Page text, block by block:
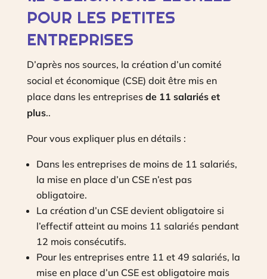
POUR LES PETITES
ENTREPRISES
D’après nos sources, la création d’un comité
social et économique (CSE) doit être mis en
place dans les entreprises de 11 salariés et
plus..
Pour vous expliquer plus en détails :
Dans les entreprises de moins de 11 salariés,
la mise en place d’un CSE n’est pas
obligatoire.
La création d’un CSE devient obligatoire si
l’effectif atteint au moins 11 salariés pendant
12 mois consécutifs.
Pour les entreprises entre 11 et 49 salariés, la
mise en place d’un CSE est obligatoire mais